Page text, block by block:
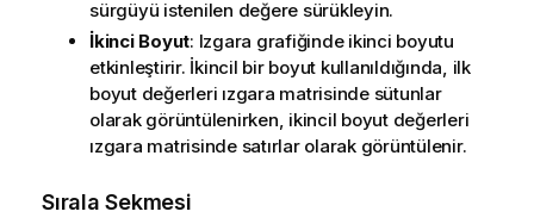
sürgüyü istenilen değere sürükleyin.
İkinci Boyut: Izgara grafiğinde ikinci boyutu
etkinleştirir. İkincil bir boyut kullanıldığında, ilk
boyut değerleri ızgara matrisinde sütunlar
olarak görüntülenirken, ikincil boyut değerleri
ızgara matrisinde satırlar olarak görüntülenir.
Sırala Sekmesi